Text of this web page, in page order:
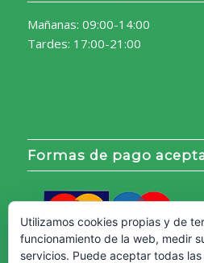
Mañanas: 09:00-14:00
Tardes: 17:00-21:00
Formas de pago
Utilizamos cookies propias y de
funcionamiento de la web, medir
servicios. Puede aceptar todas